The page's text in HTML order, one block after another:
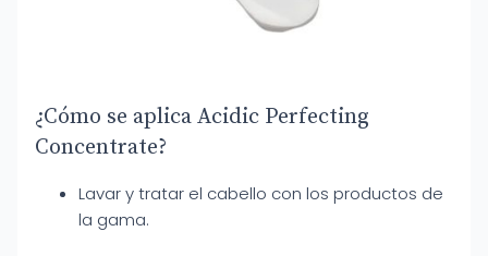
¿Cómo se aplica Acidic Perfecting
Concentrate?
Lavar y tratar el cabello con los productos de
la gama.